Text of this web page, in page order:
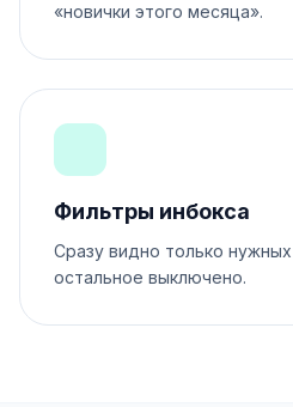
«новички этого месяца».
Фильтры инбокса
Сразу видно только
остальное выключено.